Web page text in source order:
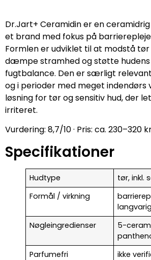
Dr.Jart+ Ceramidin er en
et brand med fokus på
Formlen er udviklet til at modstå tør
dæmpe stramhed og støtte
fugtbalance. Den er særligt
og i perioder med meget indendørs
løsning for tør og sensitiv hud, der
irriteret.
Vurdering: 8,7/10 · Pris: ca. 230–320
Specifikationer
Hudtype
tør, inkl.
Formål / virkning
Nøgleingredienser
5-
Parfumefri
ikke